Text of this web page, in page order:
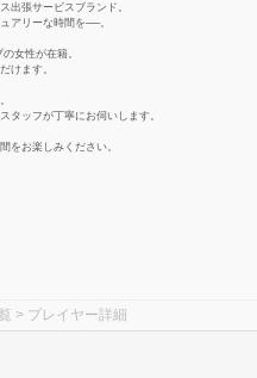
出張サービスブランド。
アリーな時間を──。
女性が在籍。
けます。
タッフが丁寧にお伺いします。
をお楽しみください。
> プレイヤー詳細